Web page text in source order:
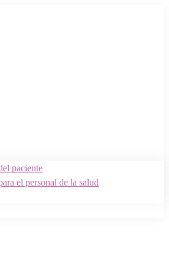
paciente
el personal de la salud